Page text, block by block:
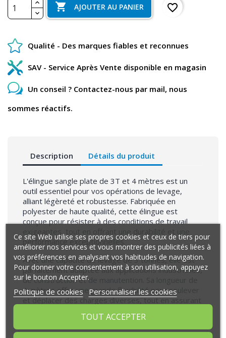
 AJOUTER AU PANIER favorite_border
Qualité - Des marques fiables et reconnues
SAV - Service Après Vente disponible en magasin
Un conseil ? Contactez-nous par mail, nous
sommes réactifs.
Description Détails du produit
L'élingue sangle plate de 3T et 4 mètres est un
outil essentiel pour vos opérations de levage,
alliant légèreté et robustesse. Fabriquée en
polyester de haute qualité, cette élingue est
conçue pour résister à des conditions de travail
exigeantes, tout en offrant une durabilité et une
performance exceptionnelles.
Avec une capacité de levage de 3 tonnes, elle est
parfaitement adaptée aux applications industrielles,
de construction et de manutention. Sa longueur de
4 mètres offre une grande flexibilité pour soulever
et déplacer des charges diverses, tout en assurant
Ce site Web utilise ses propres cookies et ceux de tiers pour
améliorer nos services et vous montrer des publicités liées à
vos préférences en analysant vos habitudes de navigation.
Pour donner votre consentement à son utilisation, appuyez
sur le bouton Accepter.
Politique de cookies Personnaliser les cookies
TOUT ACCEPTER